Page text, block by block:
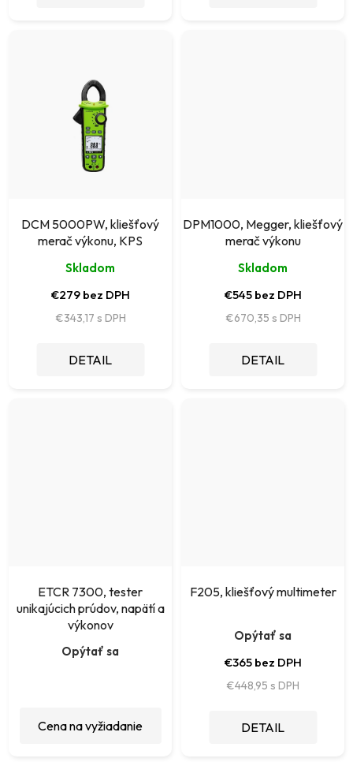
DCM 5000PW, kliešťový
merač výkonu, KPS
Skladom
€279 bez DPH
€343,17
DETAIL
DPM1000, Megger, kliešťový
merač výkonu
Skladom
€545 bez DPH
€670,35
DETAIL
ETCR 7300, tester
unikajúcich prúdov, napätí a
výkonov
Opýtať sa
Cena na vyžiadanie
F205, kliešťový multimeter
Opýtať sa
€365 bez DPH
€448,95
DETAIL